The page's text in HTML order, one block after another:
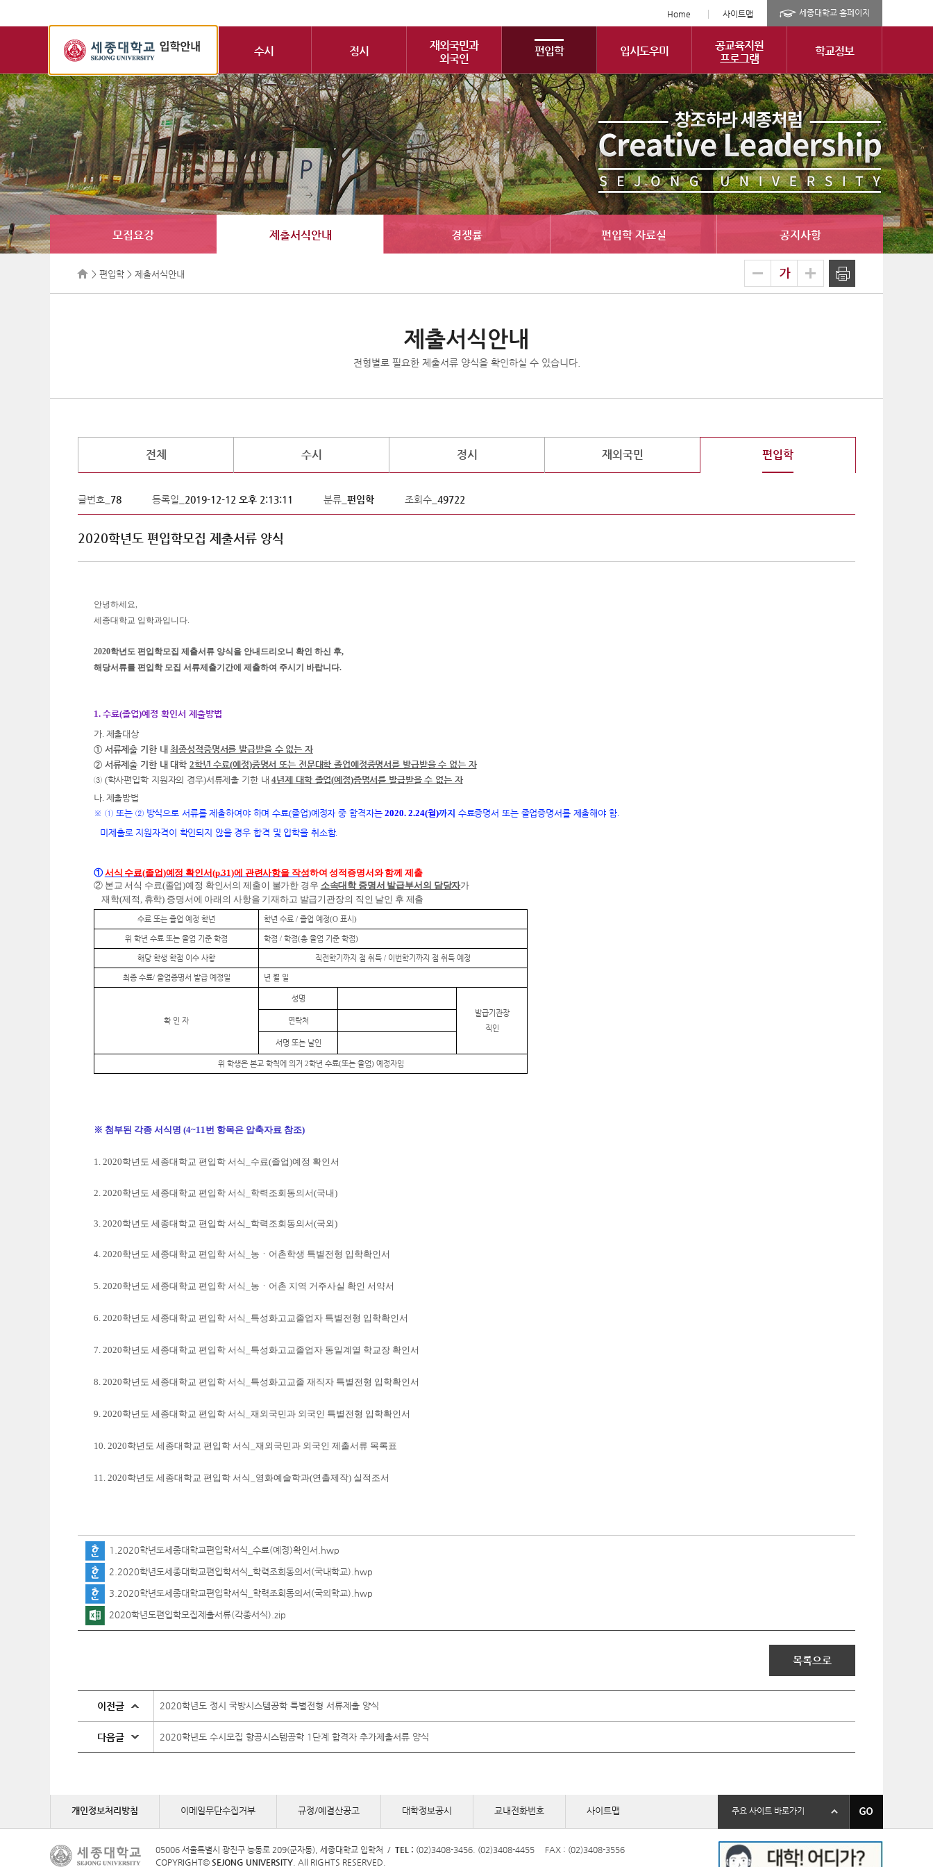
Home 사이트맵 세종대학교 홈페이지
학
교
입
학
정
보
수시 정시
재외국민과
외국인
편입학 입시도우미
공교육지원
프로그램
학교정보
모집요강 제출서식안내 경쟁률 편입학 자료실 공지사항
> 편입학 > 제출서식안내 축소 확대 출력
제출서식안내
전형별로 필요한 제출서류 양식을 확인하실 수 있습니다.
전체 수시 정시 재외국민 편입학
글번호_ 78 등록일_ 2019-12-12 오후 2:13:11 분류_ 편입학 조회수_ 49722
2020학년도 편입학모집 제출서류 양식
안녕하세요,
세종대학교 입학과입니다.
2020학년도 편입학모집 제출서류 양식을 안내드리오니 확인 하신 후,
해당서류를 편입학 모집 서류제출기간에 제출하여 주시기 바랍니다.
1. 수료(졸업)예정 확인서 제출방법
가. 제출대상
① 서류제출 기한 내 최종성적증명서를 발급받을 수 없는 자
② 서류제출 기한 내 대학2학년 수료(예정)증명서 또는 전문대학 졸업예정증명서를 발급받을 수 없는 자
③ (학사편입학 지원자의 경우)서류제출 기한 내4년제 대학 졸업(예정)증명서를 발급받을 수 없는 자
나. 제출방법
※ ① 또는 ② 방식으로 서류를 제출하여야 하며 수료(졸업)예정자 중 합격자는 2020. 2.24(월)까지 수료증명서 또는 졸업증명서를 제출해야 함.
미제출로 지원자격이 확인되지 않을 경우 합격 및 입학을 취소함.
① 서식 수료(졸업)예정 확인서(p.31)에 관련사항을 작성하여 성적증명서와 함께 제출
② 본교 서식 수료(졸업)예정 확인서 의 제출이 불가한 경우 소속대학 증명서 발급부서의 담당자가
재학(제적 , 휴학) 증명서에 아래의 사항을 기재하고 발급기관장의 직인 날인 후 제출
수료 또는 졸업 예정 학년 학년 수료 / 졸업 예정(O 표시 )
위 학년 수료 또는 졸업 기준 학점 학점 / 학점(총 졸업 기준 학점)
해당 학생 학점 이수 사항 직전학기까지 점 취득 / 이번학기까지 점 취득 예정
최종 수료/ 졸업증명서 발급 예정일 년 월 일
확 인 자
성명
발급기관장
직인
연락처
서명 또는 날인
위 학생은 본교 학칙에 의거 2학년 수료(또는 졸업) 예정자임
※ 첨부된 각종 서식명 (4~11번 항목은 압축자료 참조)
1. 2020학년도 세종대학교 편입학 서식_수료(졸업)예정 확인서
2. 2020학년도 세종대학교 편입학 서식_학력조회동의서(국내)
3. 2020학년도 세종대학교 편입학 서식_학력조회동의서(국외)
4. 2020학년도 세종대학교 편입학 서식_농ㆍ어촌학생 특별전형 입학확인서
5. 2020학년도 세종대학교 편입학 서식_농ㆍ어촌 지역 거주사실 확인 서약서
6. 2020학년도 세종대학교 편입학 서식_특성화고교졸업자 특별전형 입학확인서
7. 2020학년도 세종대학교 편입학 서식_특성화고교졸업자 동일계열 학교장 확인서
8. 2020학년도 세종대학교 편입학 서식_특성화고교졸 재직자 특별전형 입학확인서
9. 2020학년도 세종대학교 편입학 서식_재외국민과 외국인 특별전형 입학확인서
10. 2020학년도 세종대학교 편입학 서식_재외국민과 외국인 제출서류 목록표
11. 2020학년도 세종대학교 편입학 서식_영화예술학과(연출제작) 실적조서
1.2020학년도세종대학교편입학서식_수료(예정)확인서.hwp
2.2020학년도세종대학교편입학서식_학력조회동의서(국내학교).hwp
3.2020학년도세종대학교편입학서식_학력조회동의서(국외학교).hwp
2020학년도편입학모집제출서류(각종서식).zip
목록으로
이전글 2020학년도 정시 국방시스템공학 특별전형 서류제출 양식
다음글 2020학년도 수시모집 항공시스템공학 1단계 합격자 추가제출서류 양식
개인정보처리방침 이메일무단수집거부 규정/예결산공고 대학정보공시 교내전화번호 사이트맵 주요 사이트 바로가기
기
05006 서울특별시 광진구 능동로 209(군자동), 세종대학교 입학처 / TEL : (02)3408-3456. (02)3408-4455 FAX : (02)3408-3556
COPYRIGHT© SEJONG UNIVERSITY . All RIGHTS RESERVED.